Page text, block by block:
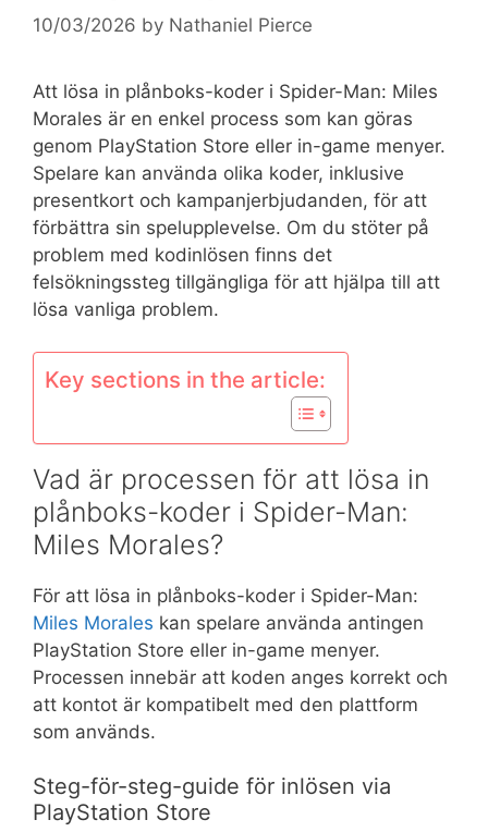
10/03/2026 by Nathaniel Pierce
Att lösa in plånboks-koder i Spider-Man: Miles
Morales är en enkel process som kan göras
genom PlayStation Store eller in-game menyer.
Spelare kan använda olika koder, inklusive
presentkort och kampanjerbjudanden, för att
förbättra sin spelupplevelse. Om du stöter på
problem med kodinlösen finns det
felsökningssteg tillgängliga för att hjälpa till att
lösa vanliga problem.
Key sections in the article:
Vad är processen för att lösa in
plånboks-koder i Spider-Man:
Miles Morales?
För att lösa in plånboks-koder i Spider-Man:
Miles Morales kan spelare använda antingen
PlayStation Store eller in-game menyer.
Processen innebär att koden anges korrekt och
att kontot är kompatibelt med den plattform
som används.
Steg-för-steg-guide för inlösen via
PlayStation Store